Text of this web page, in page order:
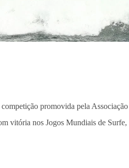
promovida pela
vitória nos Jogos Mundiais de